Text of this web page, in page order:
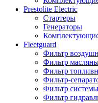
Prestolite Electric
Стартеры
Генераторы
Fleetguard
Фильтр
Фильтр
Фильтр
Фильтр-
Фильтр
Фильтр